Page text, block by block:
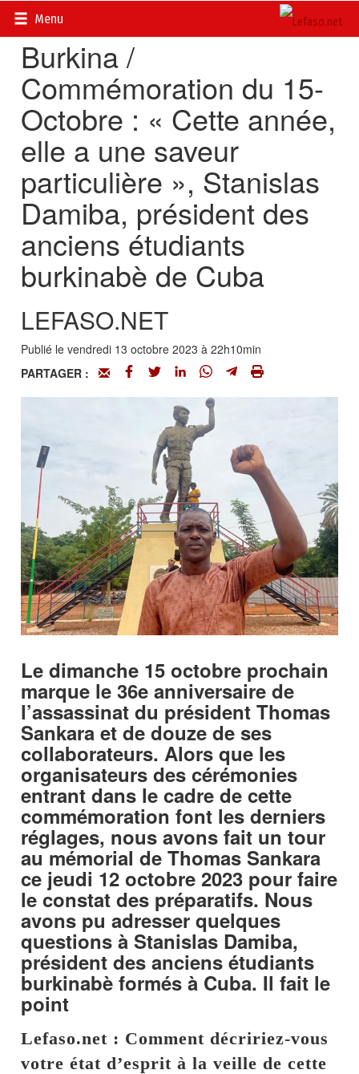
Menu
Accueil>
Burkina /
Commémoration du 15-
Octobre : « Cette année,
elle a une saveur
particulière », Stanislas
Damiba, président des
anciens étudiants
burkinabè de Cuba
LEFASO.NET
Publié le vendredi 13 octobre 2023 à 22h10min
PARTAGER :
Le dimanche 15 octobre prochain
marque le 36e anniversaire de
l’assassinat du président Thomas
Sankara et de douze de ses
collaborateurs. Alors que les
organisateurs des cérémonies
entrant dans le cadre de cette
commémoration font les derniers
réglages, nous avons fait un tour
au mémorial de Thomas Sankara
ce jeudi 12 octobre 2023 pour faire
le constat des préparatifs. Nous
avons pu adresser quelques
questions à Stanislas Damiba,
président des anciens étudiants
burkinabè formés à Cuba. Il fait le
point
Lefaso.net : Comment décririez-vous
votre état d’esprit à la veille de cette